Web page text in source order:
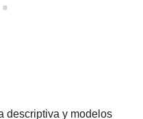
descriptiva y modelos